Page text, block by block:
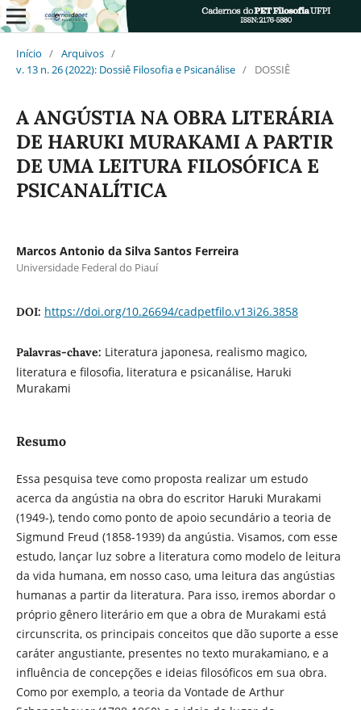
Início / Arquivos /
v. 13 n. 26 (2022): Dossiê Filosofia e Psicanálise / DOSSIÊ
A ANGÚSTIA NA OBRA LITERÁRIA
DE HARUKI MURAKAMI A PARTIR
DE UMA LEITURA FILOSÓFICA E
PSICANALÍTICA
Marcos Antonio da Silva Santos Ferreira
Universidade Federal do Piauí
DOI: https://doi.org/10.26694/cadpetfilo.v13i26.3858
Palavras-chave: Literatura japonesa, realismo magico,
literatura e filosofia, literatura e psicanálise, Haruki
Murakami
Resumo
Essa pesquisa teve como proposta realizar um estudo
acerca da angústia na obra do escritor Haruki Murakami
(1949-), tendo como ponto de apoio secundário a teoria de
Sigmund Freud (1858-1939) da angústia. Visamos, com esse
estudo, lançar luz sobre a literatura como modelo de leitura
da vida humana, em nosso caso, uma leitura das angústias
humanas a partir da literatura. Para isso, iremos abordar o
próprio gênero literário em que a obra de Murakami está
circunscrita, os principais conceitos que dão suporte a esse
caráter angustiante, presentes no texto murakamiano, e a
influência de concepções e ideias filosóficos em sua obra.
Como por exemplo, a teoria da Vontade de Arthur